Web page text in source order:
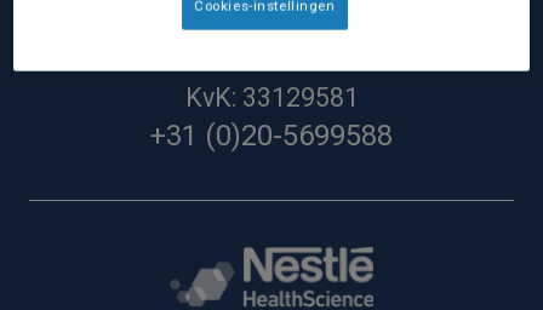
Hoevestein 36G
KvK: 33129581
+31 (0)20-5699588
Cookies-instellingen